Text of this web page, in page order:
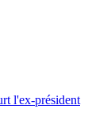
l'ex-président